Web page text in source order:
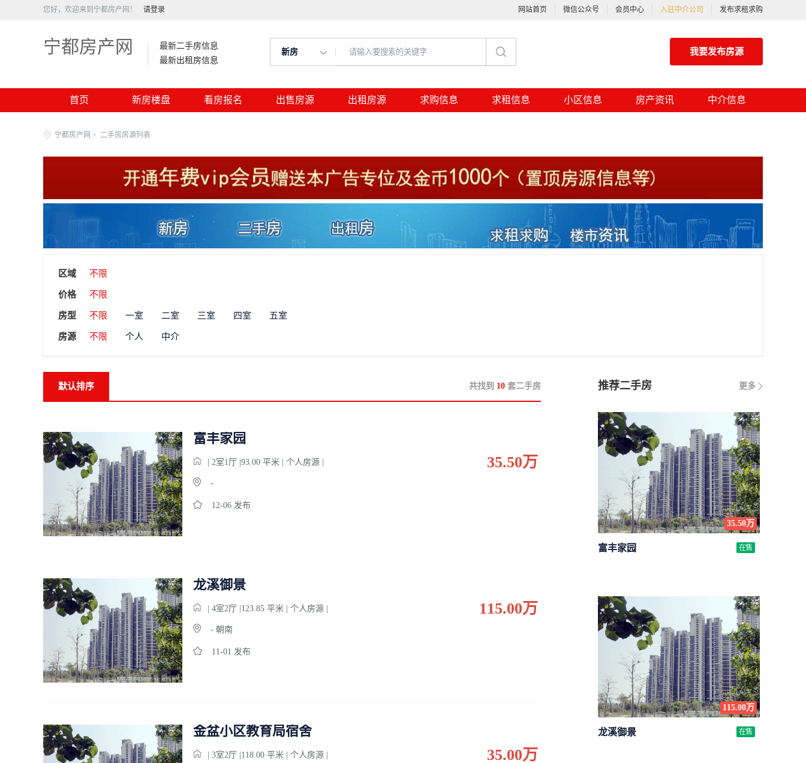
您好，欢迎来到宁都房产网！ 请登录 网站首页 微信公众号 会员中心 入驻中介公司 发布求租求购
宁都房产网
最新二手房信息
最新出租房信息
新房 我要发布房源
首页 新房楼盘 看房报名 出售房源 出租房源 求购信息 求租信息 小区信息 房产资讯 中介信息
宁都房产网 > 二手房房源列表
区域 不限
价格 不限
房型 不限 一室 二室 三室 四室 五室
房源 不限 个人 中介
默认排序 共找到 10 套二手房
富丰家园
| 2室1 厅 |93.00 平米 | 个人房源 |
-
12-06 发布
35.50万
龙溪御景
| 4室2厅 |123.85 平米 | 个人房源 |
- 朝南
11-01 发布
115.00万
金盆小区教育局宿舍
| 3室2厅 |118.00 平米 | 个人房源 | 35.00万
更多
推荐二手房
35.50万
富丰家园 在售
115.00万
龙溪御景 在售